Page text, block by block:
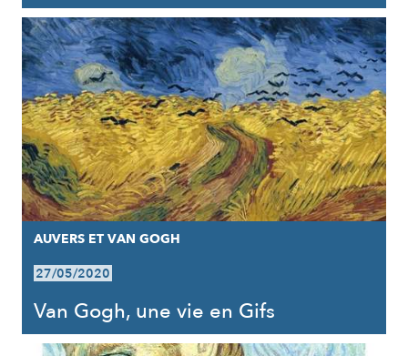
AUVERS ET VAN GOGH
27/05/2020
Van Gogh, une vie en Gifs